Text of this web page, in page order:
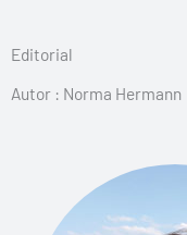
Editorial
Autor : Norma Hermann